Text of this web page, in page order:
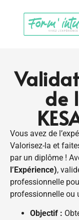
de
Vous avez de
Valorisez-la et
par un diplôme !
l’Expérience),
professionnelle
professionnelle ou
Objectif :